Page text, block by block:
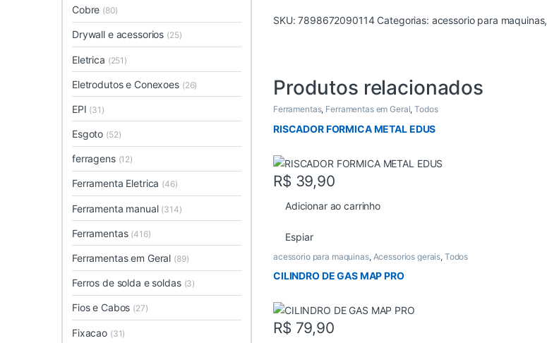
SKU:7898672090114 Categorias: acessorio para maquinas,
Produtos relacionados
Ferramentas, Ferramentas em Geral,Todos
RISCADOR FORMICA METAL EDUS
R$ 39,90
Adicionar ao carrinho
Espiar
acessorio para maquinas, Acessorios gerais, Todos
CILINDRO DE GAS MAP PRO
R$ 79,90
Cobre (80)
Drywall e acessorios (25)
Eletrica (251)
Eletrodutos e Conexoes (26)
EPI (31)
Esgoto (52)
ferragens (12)
Ferramenta Eletrica (46)
Ferramenta manual (314)
Ferramentas (416)
Ferramentas em Geral (89)
Ferros de solda e soldas (3)
Fios e Cabos (27)
Fixacao (31)